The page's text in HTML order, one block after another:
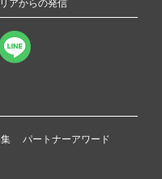
アからの発信
パートナーアワード